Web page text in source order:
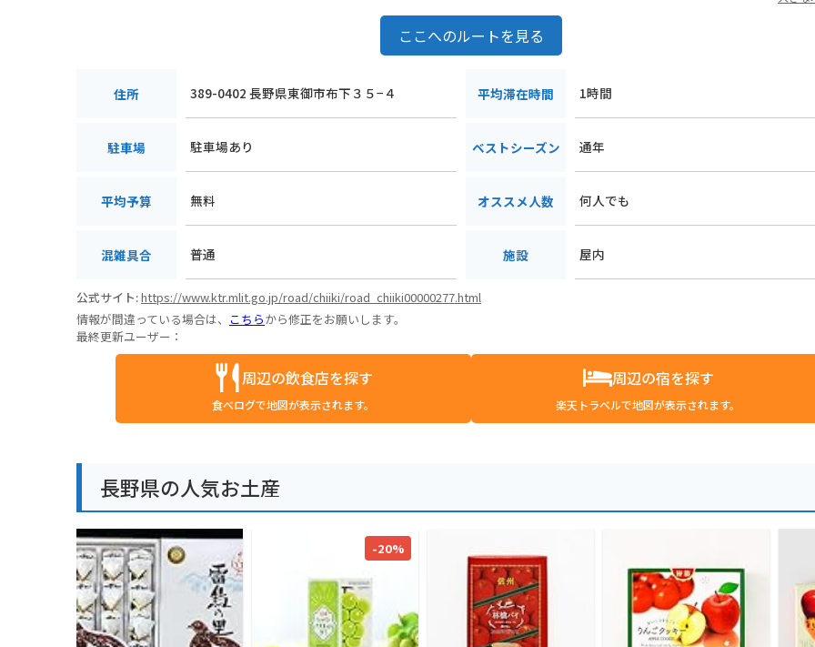
ここへのルートを見る
住所 389-0402 長野県東御市布下３５−４ 平均滞在時間 1時間
駐車場 駐車場あり ベストシーズン 通年
平均予算 無料 オススメ人数 何人でも
混雑具合 普通 施設 屋内
公式サイト:https://www.ktr.mlit.go.jp/road/chiiki/road_chiiki00000277.html
情報が間違っている場合は、 こちらから修正をお願いします。
最終更新ユーザー：
周辺の飲食店を探す
食べログで地図が表示されます。
周辺の宿を探す
楽天トラベルで地図が表示されます。
長野県の人気お土産
-20%